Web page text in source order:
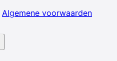
Algemene voorwaarden